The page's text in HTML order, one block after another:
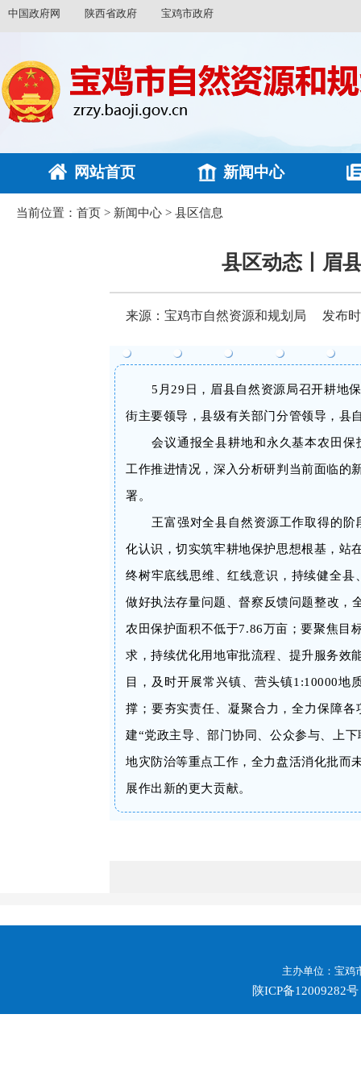
中国政府网 陕西省政府 宝鸡市政府
网站首页 新闻中心
当前位置： 首页 > 新闻中心 > 县区信息
县区动态丨眉
来源：宝鸡市自然资源和规划局 发布
5月29日，眉县自然资源局召开耕地
街主要领导，县级有关部门分管领导，县
会议通报全县耕地和永久基本农田
工作推进情况，深入分析研判当前面临的
署。
王富强对全县自然资源工作取得的
化认识，切实筑牢耕地保护思想根基， 站
终树牢底线思维、红线意识， 持续健全县
做好执法存量问题、督察反馈问题整改，
农田保护面积不低于7.86万亩；要聚焦目
求，持续优化用地审批流程、提升服务效
目，及时开展常兴镇、营头镇1:10000地
撑；要夯实责任、凝聚合力，全力保障各
建“党政主导、部门协同、公众参与、上
地灾防治等重点工作， 全力盘活消化批而
展作出新的更大贡献。
主办单位：宝鸡
陕ICP备12009282号